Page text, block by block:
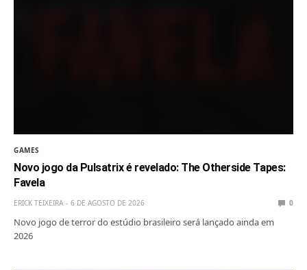
GAMES
Novo jogo da Pulsatrix é revelado: The Otherside Tapes:
Favela
ERICK TEIXEIRA 6 DE AGOSTO DE 2026 0
Novo jogo de terror do estúdio brasileiro será lançado ainda em
2026